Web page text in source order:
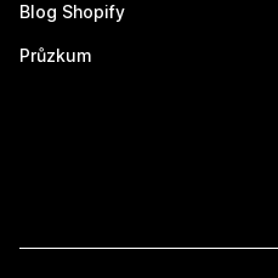
Blog Shopify
Průzkum